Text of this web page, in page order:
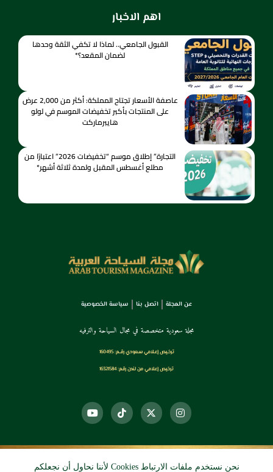
نحن نستخدم ملفات الارتباط Cookies لأننا نحاول أن نجعلكم
اهم الاخبار
القبول الجامعي.. لماذا لا تكفي الثقة وحدها
لضمان المقعد؟*
عاصفة الأسعار تجتاح المملكة: أكثر من 2,000 عرض
على المنتجات بأكبر تخفيضات الموسم في لولو
هايبرماركت
التجارة” إطلاق موسم “تخفيضات 2026” اعتبارًا من
مطلع أغسطس المقبل ولمدة ثلاثة أشهر*
عن المجلة اتصل بنا سياسة الخصوصية
مجلة سعودية متخصصة في مجال السياحة والترفيه
ترخـيص إعـلامي سـعودي رقــم: 160495
ترخيص إعلامي من لندن رقم: 16321584